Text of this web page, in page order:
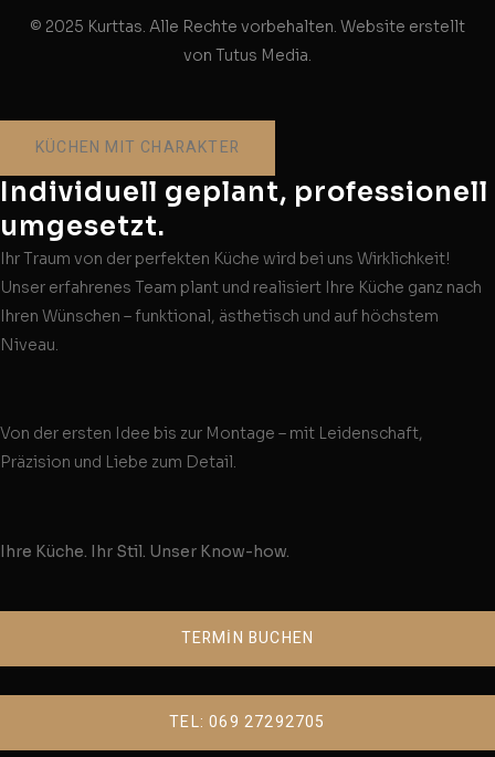
© 2025 Kurttas. Alle Rechte vorbehalten. Website erstellt
von Tutus Media.
KÜCHEN MIT CHARAKTER
Individuell geplant, professionell
umgesetzt.
Ihr Traum von der perfekten Küche wird bei uns Wirklichkeit!
Unser erfahrenes Team plant und realisiert Ihre Küche ganz nach
Ihren Wünschen – funktional, ästhetisch und auf höchstem
Niveau.
Von der ersten Idee bis zur Montage – mit Leidenschaft,
Präzision und Liebe zum Detail.
Ihre Küche. Ihr Stil. Unser Know-how.
TERMİN BUCHEN
TEL: 069 27292705